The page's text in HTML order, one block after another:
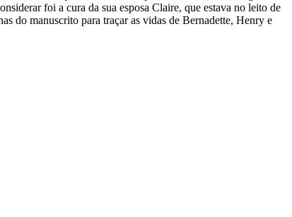
foi a cura da sua esposa Claire, que estava no leito de
do manuscrito para traçar as vidas de Bernadette, Henry e